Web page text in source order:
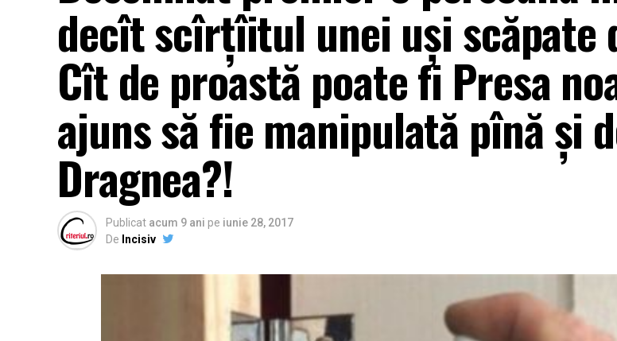
decît scîrțîitul unei uși scăpate
Cît de proastă poate fi Presa
ajuns să fie manipulată pînă și
Dragnea?!
Publicat acum 9 ani pe iunie 28, 2017
De Incisiv